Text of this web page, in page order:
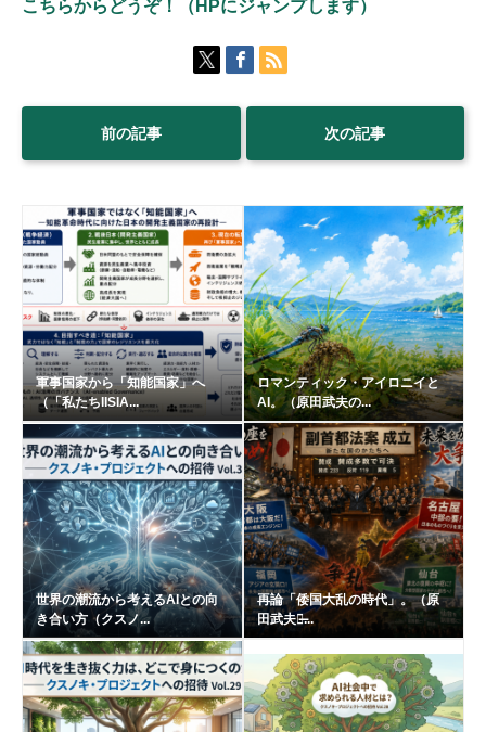
こちらからどうぞ！（HPにジャンプします）
前の記事 次の記事
軍事国家から「知能国家」へ
（「私たちIISIA...
ロマンティック・アイロニイと
AI。（原田武夫の...
世界の潮流から考えるAIとの向
き合い方（クスノ...
再論「倭国大乱の時代」。（原
田武夫の̶...